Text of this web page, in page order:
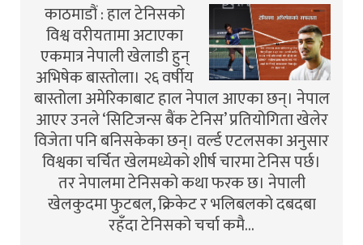
काठमाडौं : हाल टेनिसको
विश्व वरीयतामा अटाएका
एकमात्र नेपाली खेलाडी हुन्
अभिषेक बास्तोला। २६ वर्षीय
बास्तोला अमेरिकाबाट हाल नेपाल आएका छन्। नेपाल
आएर उनले ‘सिटिजन्स बैंक टेनिस’ प्रतियोगिता खेलेर
विजेता पनि बनिसकेका छन्। वर्ल्ड एटलसका अनुसार
विश्वका चर्चित खेलमध्येको शीर्ष चारमा टेनिस पर्छ।
तर नेपालमा टेनिसको कथा फरक छ। नेपाली
खेलकुदमा फुटबल, क्रिकेट र भलिबलको दबदबा
रहँदा टेनिसको चर्चा कमै…